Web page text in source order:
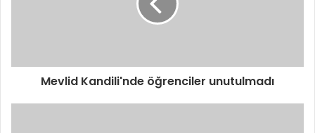
Mevlid Kandili'nde öğrenciler unutulmadı